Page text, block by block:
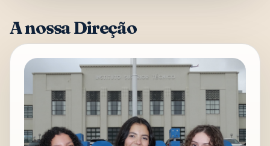
A nossa Direção